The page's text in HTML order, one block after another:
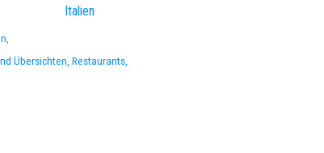
Übersichten, Restaurants,